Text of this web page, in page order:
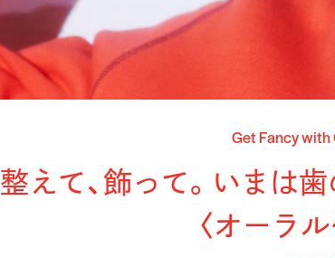
Get Fancy with
整えて、飾って。いまは
〈オーラ